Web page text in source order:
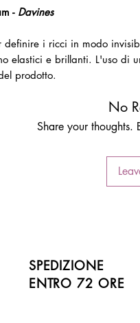
- Davines
definire i ricci in modo
elastici e brillanti. L'uso di
prodotto.
No
Share your thoughts.
SPEDIZIONE
ENTRO 72 ORE